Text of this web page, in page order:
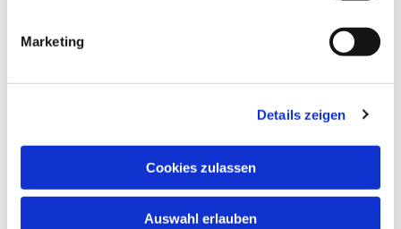
Marketing
Details zeigen
Cookies zulassen
Auswahl erlauben